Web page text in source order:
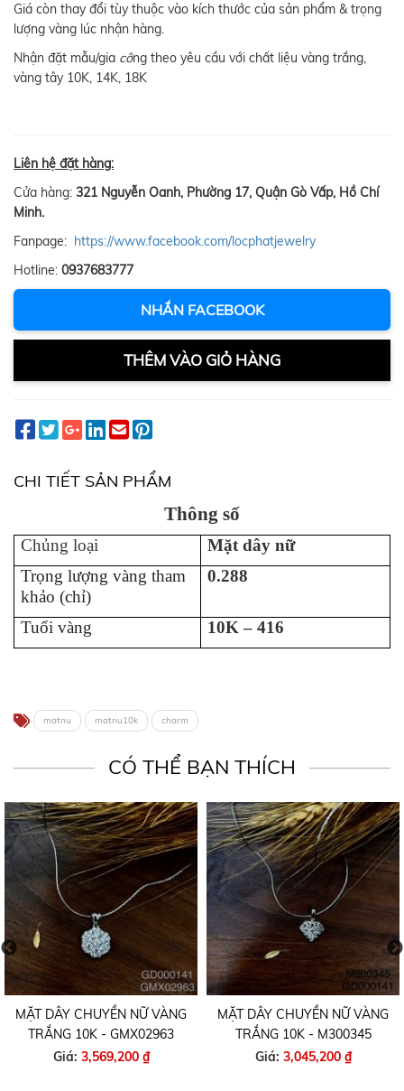
Giá còn thay đổi tùy thuộc vào kích thước của sản phẩm & trọng
lượng vàng lúc nhận hàng.
Nhận đặt mẫu/gia công theo yêu cầu với chất liệu vàng trắng,
vàng tây 10K, 14K, 18K
Liên hệ đặt hàng:
Cửa hàng: 321 Nguyễn Oanh, Phường 17, Quận Gò Vấp, Hồ Chí
Minh.
Fanpage: https://www.facebook.com/locphatjewelry
Hotline: 0937683777
NHẮN FACEBOOK
THÊM VÀO GIỎ HÀNG
CHI TIẾT SẢN PHẨM
Thông số
Chủng loại Mặt dây nữ
Trọng lượng vàng tham
khảo (chỉ)
0.288
Tuổi vàng 10K – 416
matnu matnu10k charm
CÓ THỂ BẠN THÍCH
MẶT DÂY CHUYỀN NỮ VÀNG
TRẮNG 10K - GMX02963
Giá: 3,569,200 ₫
MẶT DÂY CHUYỀN NỮ VÀNG
TRẮNG 10K - M300345
Giá: 3,045,200 ₫